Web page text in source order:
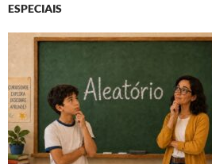
ESPECIAIS